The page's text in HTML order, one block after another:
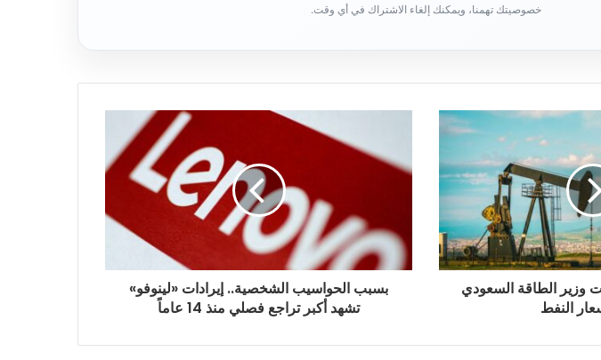
وزير الطاقة السعودي
النفط
بسبب الحواسيب الشخصية.. إيرادات «لينوفو»
تشهد أكبر تراجع فصلي منذ 14 عاماً